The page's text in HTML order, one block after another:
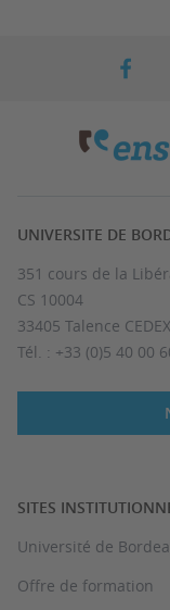
UNIVERSITE DE
351 cours de la
CS 10004
33405 Talence CEDEX
Tél. : +33 (0)5 40 00
SITES
Université de
Offre de formation